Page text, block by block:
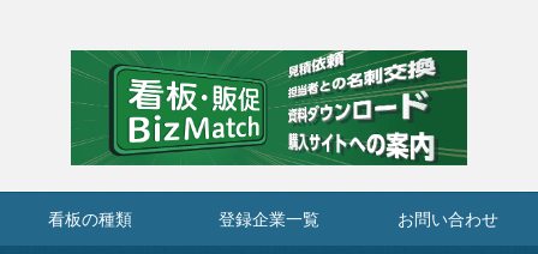
看板の種類 登録企業一覧 お問い合わせ